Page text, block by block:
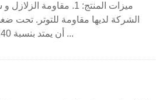
ميزات المنتج: 1. مقاومة
أن يمتد بنسبة 40٪ عند التعرض إلى 1.8 كيلو ...